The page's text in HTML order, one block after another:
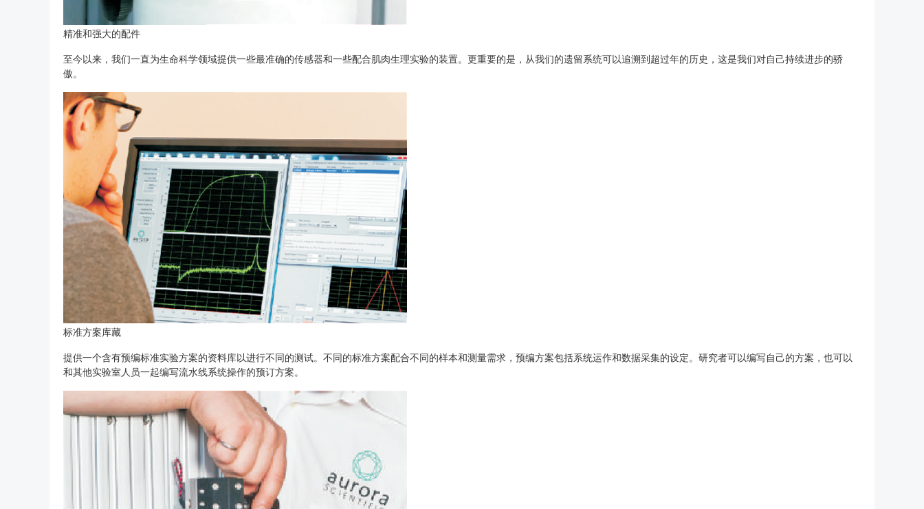
精准和强大的配件
至今以来，我们一直为生命科学领域提供一些最准确的传感器和一些配合肌肉生理实验的装置。更重要的是，从我们的遗留系统可以追溯到超过年的历史，这是我们对自己持续进步的骄
傲。
标准方案库藏
提供一个含有预编标准实验方案的资料库以进行不同的测试。不同的标准方案配合不同的样本和测量需求，预编方案包括系统运作和数据采集的设定。研究者可以编写自己的方案，也可以
和其他实验室人员一起编写流水线系统操作的预订方案。